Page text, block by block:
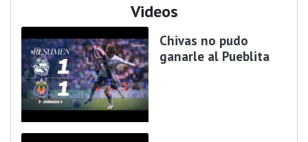
Videos
Chivas no pudo
ganarle al Pueblita